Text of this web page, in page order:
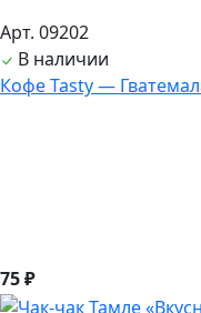
Арт. 09202
В наличии
Кофе Tasty —
75 ₽